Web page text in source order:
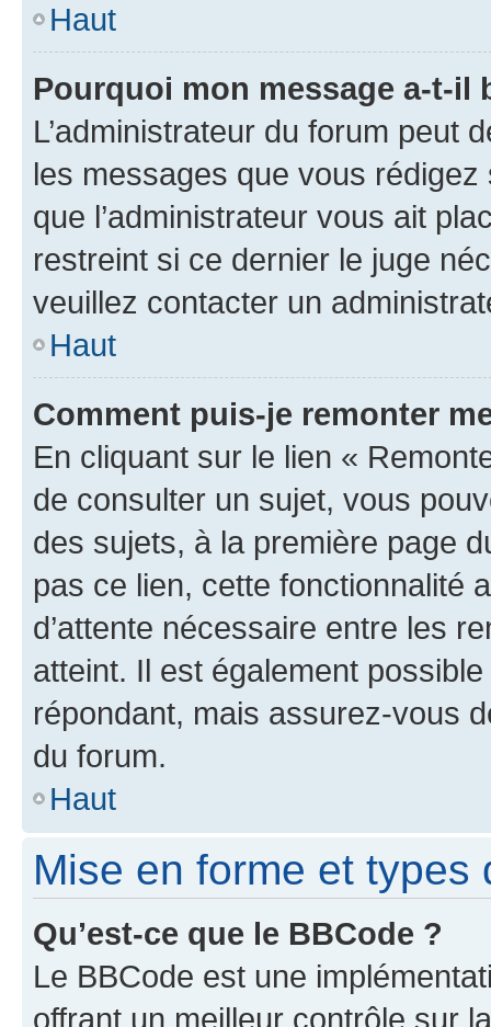
Haut
Pourquoi mon message a-t-il
L’administrateur du forum peut
les messages que vous
que l’administrateur vous ait
restreint si ce dernier le juge
veuillez contacter un
Haut
Comment puis-je remonter
En cliquant sur le lien «
de consulter un sujet, vous
des sujets, à la première page
pas ce lien, cette fonctionnalité
d’attente nécessaire entre les
atteint. Il est également
répondant, mais assurez-vous
du forum.
Haut
Mise en forme et types
Qu’est-ce que le BBCode ?
Le BBCode est une
offrant un meilleur contrôle sur